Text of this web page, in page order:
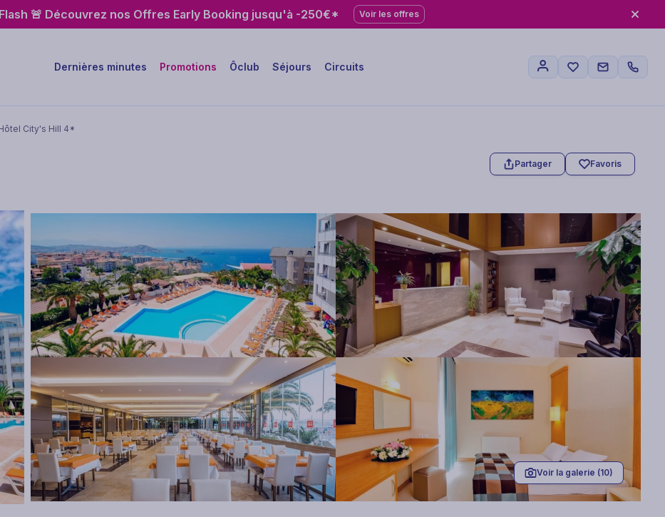
🚨 Découvrez nos Offres Early Booking jusqu'à -250€* Voir les offres
Dernières minutes Promotions Ôclub Séjours Circuits
City's Hill 4*
Partager Favoris
Voir la galerie (10)